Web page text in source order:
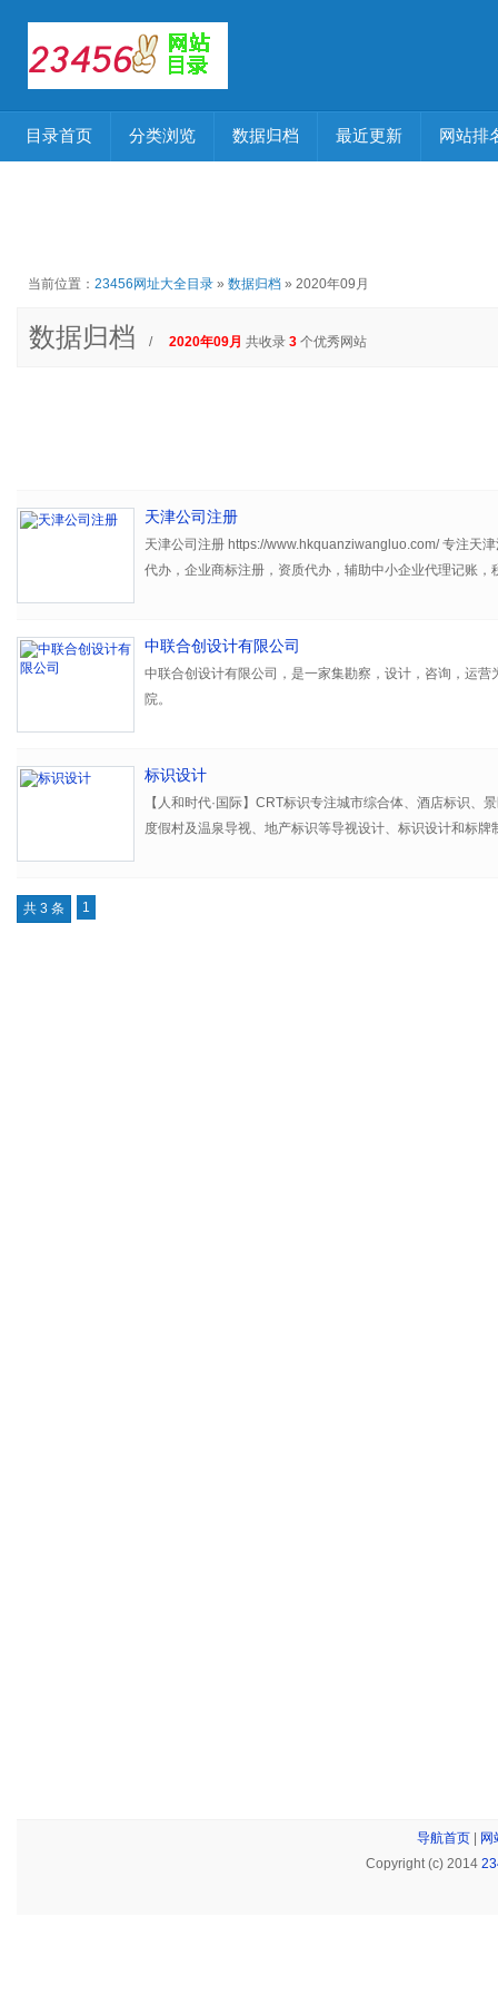
目录首页 分类浏览 数据归档 最近更新 网站排
当前位置： 23456网址大全目录 » 数据归档 » 2020年09月
数据归档 / 2020年09月 共收录 3 个优秀网站
天津公司注册
天津公司注册 https://www.hkquanziwangluo.com/ 专注天
代办，企业商标注册，资质代办，辅助中小企业代理记账，
中联合创设计有限公司
中联合创设计有限公司，是一家集勘察，设计，咨询，运营
院。
公司主要从事大、中型工业与民用建筑设计、市政设计、农
设计、工程造价咨询、工程全过程咨询、园林景观设计、
标识设计
【人和时代·国际】CRT标识专注城市综合体、酒店标识、
度假村及温泉导视、地产标识等导视设计、标识设计和标牌
共 3 条 1
导航首页|
网
Copyright (c) 2014